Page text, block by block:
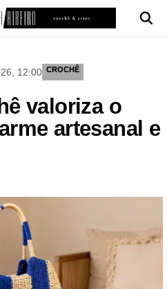
12:00 CROCHÊ
valoriza o
artesanal e